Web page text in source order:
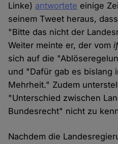
Linke) antwortete einige
seinem Tweet heraus,
"Bitte das nicht der
Weiter meinte er, der vom
sich auf die
und "Dafür gab es bislang
Mehrheit." Zudem
"Unterschied zwischen
Bundesrecht" nicht zu
Nachdem die